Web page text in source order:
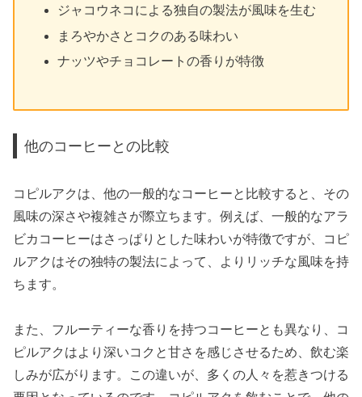
ジャコウネコによる独自の製法が風味を生む
まろやかさとコクのある味わい
ナッツやチョコレートの香りが特徴
他のコーヒーとの比較
コピルアクは、他の一般的なコーヒーと比較すると、その
風味の深さや複雑さが際立ちます。例えば、一般的なアラ
ビカコーヒーはさっぱりとした味わいが特徴ですが、コピ
ルアクはその独特の製法によって、よりリッチな風味を持
ちます。
また、フルーティーな香りを持つコーヒーとも異なり、コ
ピルアクはより深いコクと甘さを感じさせるため、飲む楽
しみが広がります。この違いが、多くの人々を惹きつける